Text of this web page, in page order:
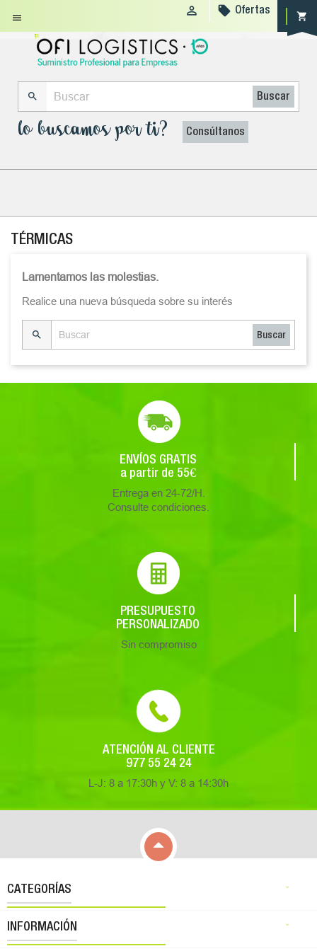
 shopping_cart
  Ofertas
 Buscar
lo buscamos por ti? Consúltanos
TÉRMICAS
Lamentamos las molestias.
Realice una nueva búsqueda sobre su interés
 Buscar
ENVÍOS GRATIS
a partir de 55€
Entrega en 24-72/H.
Consulte condiciones.
PRESUPUESTO
PERSONALIZADO
Sin compromiso
ATENCIÓN AL CLIENTE
977 55 24 24
L-J: 8 a 17:30h y V: 8 a 14:30h

CATEGORÍAS 
INFORMACIÓN 